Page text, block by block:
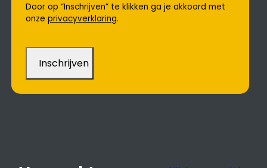
Door op “Inschrijven” te klikken ga je akkoord met
onzeprivacyverklaring.